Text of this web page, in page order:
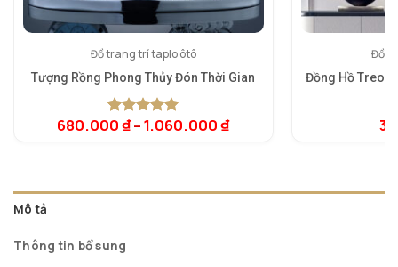
Đồ trang trí taplo ôtô
Tượng Rồng Phong Thủy Đón Thời Gian
5.00trên 5
1
680.000₫–1.060.000₫
Đồng Hồ Treo
Mô tả
Thông tin bổ sung